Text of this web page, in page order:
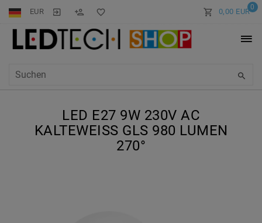
EUR 0
0,00 EUR
LED E27 9W 230V AC
KALTEWEISS GLS 980 LUMEN 2
70°